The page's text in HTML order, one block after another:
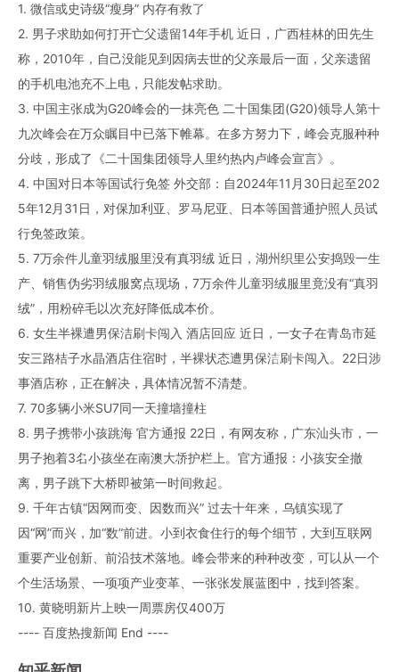
1. 微信或史诗级“瘦身” 内存有救了
2. 男子求助如何打开亡父遗留14年手机 近日，广西桂林的田先生
称，2010年，自己没能见到因病去世的父亲最后一面，父亲遗留
的手机电池充不上电，只能发帖求助。
3. 中国主张成为G20峰会的一抹亮色 二十国集团(G20)领导人第十
九次峰会在万众瞩目中已落下帷幕。在多方努力下，峰会克服种种
分歧，形成了《二十国集团领导人里约热内卢峰会宣言》。
4. 中国对日本等国试行免签 外交部：自2024年11月30日起至202
5年12月31日，对保加利亚、罗马尼亚、日本等国普通护照人员试
行免签政策。
5. 7万余件儿童羽绒服里没有真羽绒 近日，湖州织里公安捣毁一生
产、销售伪劣羽绒服窝点现场，7万余件儿童羽绒服里竟没有“真羽
绒”，用粉碎毛以次充好降低成本价。
6. 女生半裸遭男保洁刷卡闯入 酒店回应 近日，一女子在青岛市延
安三路桔子水晶酒店住宿时，半裸状态遭男保洁刷卡闯入。22日涉
事酒店称，正在解决，具体情况暂不清楚。
7. 70多辆小米SU7同一天撞墙撞柱
8. 男子携带小孩跳海 官方通报 22日，有网友称，广东汕头市，一
男子抱着3名小孩坐在南澳大桥护栏上。官方通报：小孩安全撤
离，男子跳下大桥即被第一时间救起。
9. 千年古镇“因网而变、因数而兴” 过去十年来，乌镇实现了
因“网”而兴，加“数”前进。小到衣食住行的每个细节，大到互联网
重要产业创新、前沿技术落地。峰会带来的种种改变，可以从一个
个生活场景、一项项产业变革、一张张发展蓝图中，找到答案。
10. 黄晓明新片上映一周票房仅400万
---- 百度热搜新闻 End ----